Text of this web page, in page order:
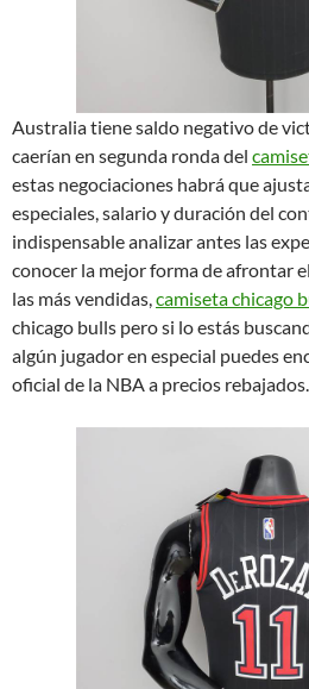
Australia tiene saldo negativo de
caerían en segunda ronda del
estas negociaciones habrá que
especiales, salario y duración del
indispensable analizar antes las
conocer la mejor forma de afrontar
las más vendidas,camiseta chicago
chicago bulls pero si lo estás
algún jugador en especial puedes
oficial de la NBA a precios rebajados.